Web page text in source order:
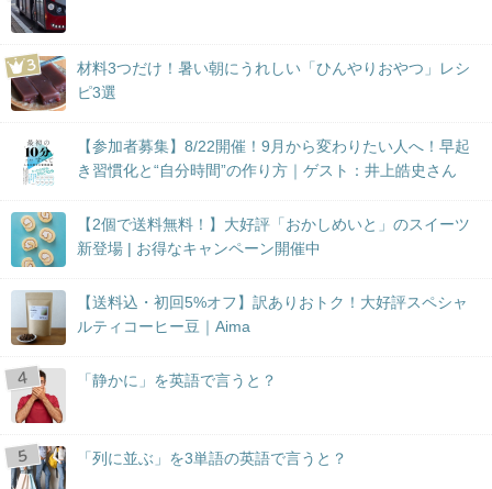
材料3つだけ！暑い朝にうれしい「ひんやりおやつ」レシ
ピ3選
【参加者募集】8/22開催！9月から変わりたい人へ！早起
き習慣化と“自分時間”の作り方｜ゲスト：井上皓史さん
【2個で送料無料！】大好評「おかしめいと」のスイーツ
新登場 | お得なキャンペーン開催中
【送料込・初回5%オフ】訳ありおトク！大好評スペシャ
ルティコーヒー豆｜Aima
「静かに」を英語で言うと？
「列に並ぶ」を3単語の英語で言うと？